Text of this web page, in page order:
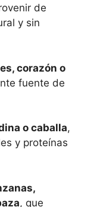
de
y sin
corazón o
fuente de
o caballa,
y proteínas
, que